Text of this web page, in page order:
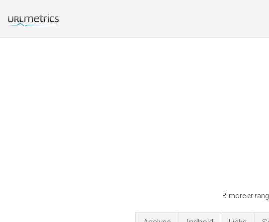
B-more er